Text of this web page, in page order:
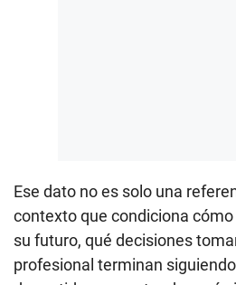
Ese dato no es solo una
contexto que condiciona
su futuro, qué decisiones
profesional terminan